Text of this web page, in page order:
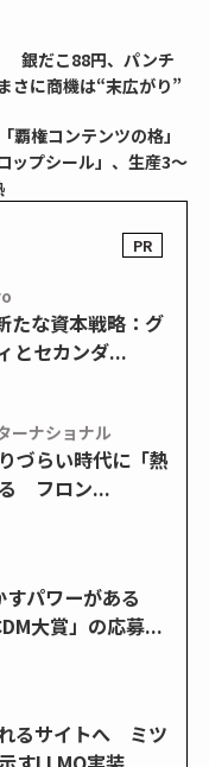
銀だこ88円、パンチ
さに商機は“末広がり”
権コンテンツの格」
プシール」、生産3～
たな資本戦略：グ
とセカンダ...
ーナショナル
づらい時代に「熱
フロン...
パワーがある
大賞」の応募...
るサイトへ ミツ